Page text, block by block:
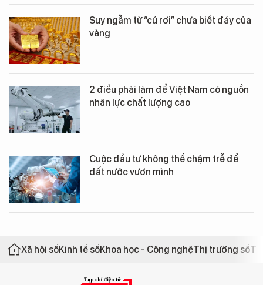
Suy ngẫm từ “cú rơi” chưa biết đáy của
vàng
2 điều phải làm để Việt Nam có nguồn
nhân lực chất lượng cao
Cuộc đầu tư không thể chậm trễ để
đất nước vươn mình
Xã hội sốKinh tế sốKhoa học - Công nghệThị trường số